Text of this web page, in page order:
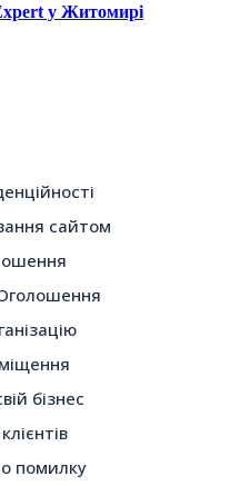
у Житомирі
сайтом
бізнес
помилку